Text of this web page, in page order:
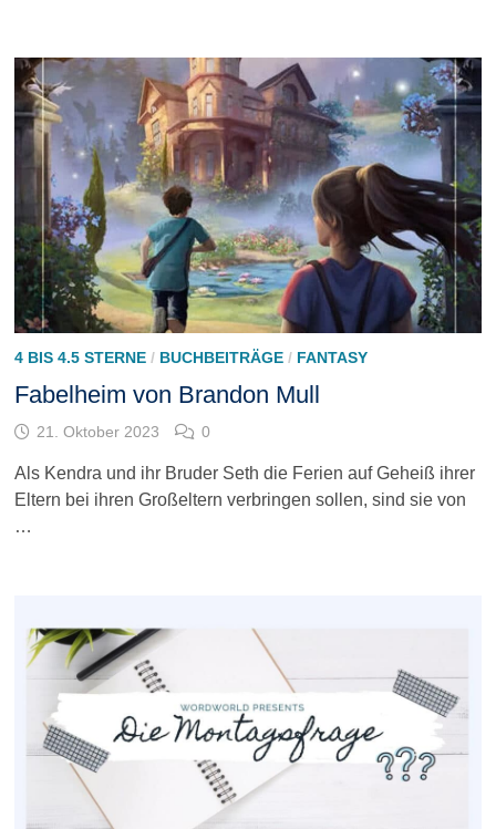
4 BIS 4.5 STERNE/ BUCHBEITRÄGE/ FANTASY
Fabelheim von Brandon Mull
21. Oktober 2023 0
Als Kendra und ihr Bruder Seth die Ferien auf Geheiß ihrer
Eltern bei ihren Großeltern verbringen sollen, sind sie von
…